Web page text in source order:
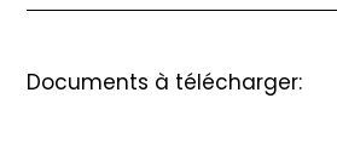
Documents à télécharger: